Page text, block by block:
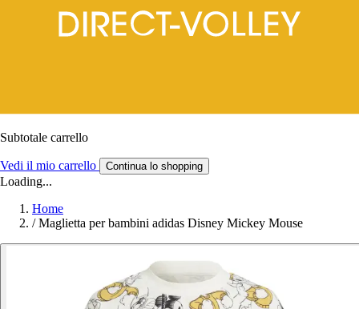
Subtotale carrello
Vedi il mio carrello Continua lo shopping
Loading...
Home
/ Maglietta per bambini adidas Disney Mickey Mouse